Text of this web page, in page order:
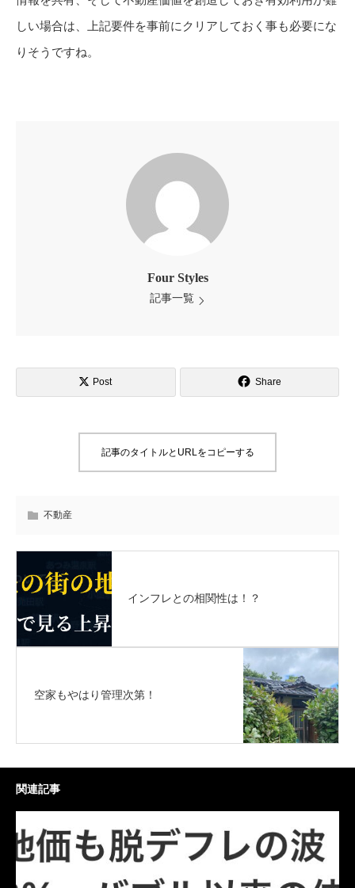
しい場合は、上記要件を事前にクリアしておく事も必要にな
りそうですね。
Four Styles
記事一覧
Post Share
記事のタイトルとURLをコピーする
不動産
インフレとの相関性は！？
空家もやはり管理次第！
関連記事